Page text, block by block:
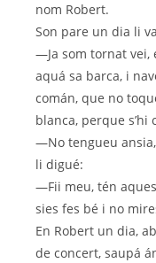
nom Robert.
Son pare un dia li
—Ja som tornat vei,
aquá sa barca, i
comán, que no
blanca, perque
—No tengueu
li digué:
—Fii meu, tén
sies fes bé i no
En Robert un dia,
de concert, saupá